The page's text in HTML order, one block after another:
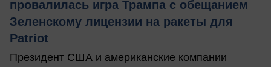
провалилась игра Трампа с обещанием
Зеленскому лицензии на ракеты для
Patriot
Президент США и американские компании